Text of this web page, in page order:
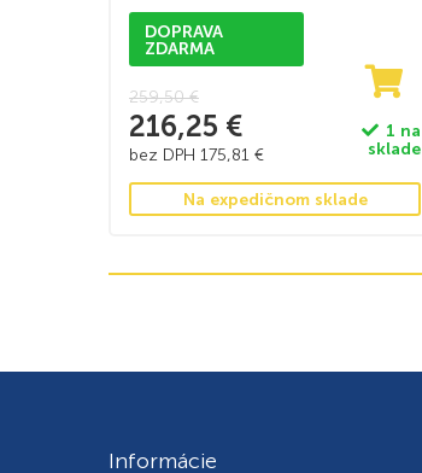
DOPRAVA
ZDARMA
259,50€
216,25 €
bez DPH 175,81 €
1 na
sklade
Na expedičnom sklade
Informácie